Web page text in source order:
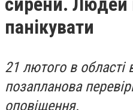
панікувати
21 лютого в області
позапланова
оповіщення.